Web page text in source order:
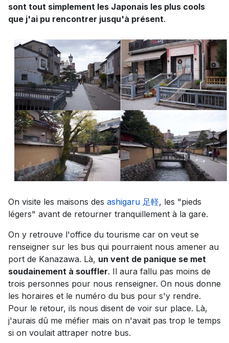
sont tout simplement les Japonais les plus cools
que j'ai pu rencontrer jusqu'à présent.
On visite les maisons des ashigaru 足軽, les "pieds
légers" avant de retourner tranquillement à la gare.
On y retrouve l'office du tourisme car on veut se
renseigner sur les bus qui pourraient nous amener au
port de Kanazawa. Là, un vent de panique se met
soudainement à souffler. Il aura fallu pas moins de
trois personnes pour nous renseigner. On nous donne
les horaires et le numéro du bus pour s'y rendre.
Pour le retour, ils nous disent de voir sur place. Là,
j'aurais dû me méfier mais on n'avait pas trop le temps
si on voulait attraper notre bus.